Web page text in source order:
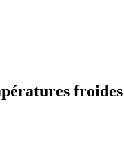
froides